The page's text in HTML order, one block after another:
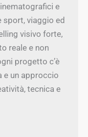
e
sport, viaggio ed
visivo forte,
reale e non
progetto c’è
e un approccio
tecnica e